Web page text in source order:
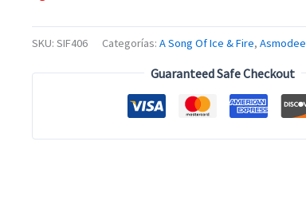
SKU: SIF406 Categorías: A Song Of Ice & Fire, Asmodee
Guaranteed Safe Checkout